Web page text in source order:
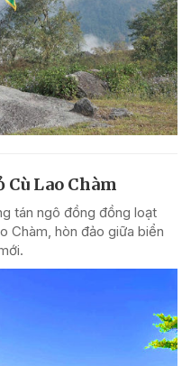
Lao Chàm
tán ngô đồng đồng loạt
Chàm, hòn đảo giữa biển